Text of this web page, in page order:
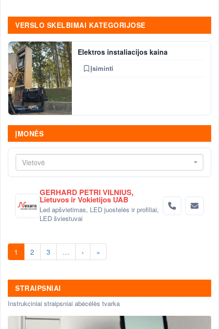
VERSLO SKELBIMAI KATEGORIJOSE
Elektros instaliacijos kaina
Įsiminti
ĮMONĖS
Vietovė
GERHARD PETRI VILNIUS,
Lietuvos ir Vokietijos UAB
Led apšvietimas, LED juostelės ir profiliai,
LED šviestuvai
1 2 3 … › »
STRAIPSNIAI
Instrukciniai straipsniai abėcėlės tvarka